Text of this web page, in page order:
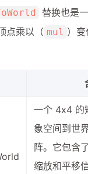
替换也是一
点乘以（ mul ）
一个 4x4 的
象空间到世
阵。它包含
缩放和平移